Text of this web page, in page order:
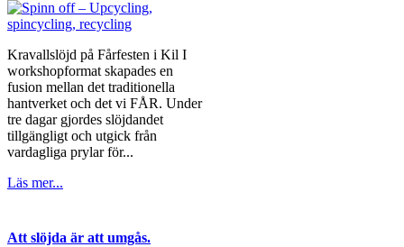
Kravallslöjd på Fårfesten i Kil I
workshopformat skapades en
fusion mellan det traditionella
hantverket och det vi FÅR. Under
tre dagar gjordes slöjdandet
tillgängligt och utgick från
vardagliga prylar för...
Läs mer...
Att slöjda är att umgås.